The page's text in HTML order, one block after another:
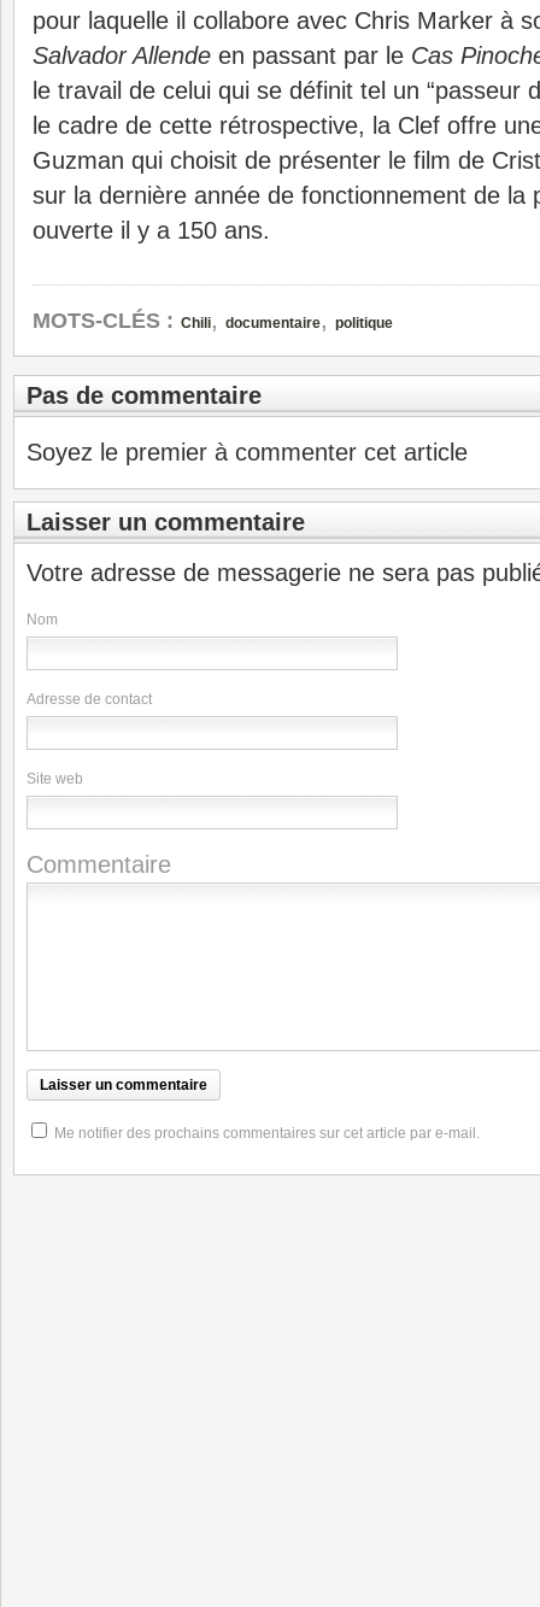
pour laquelle il collabore avec Chris Marker à
Salvador Allende en passant par le Cas
le travail de celui qui se définit tel un “passeur
le cadre de cette rétrospective, la Clef offre
Guzman qui choisit de présenter le film de
sur la dernière année de fonctionnement de la
ouverte il y a 150 ans.
MOTS-CLÉS : Chili, documentaire, politique
Pas de commentaire
Soyez le premier à commenter cet article
Laisser un commentaire
Votre adresse de messagerie ne sera pas
Nom
Adresse de contact
Site web
Commentaire
Me notifier des prochains commentaires sur cet article par e-mail.